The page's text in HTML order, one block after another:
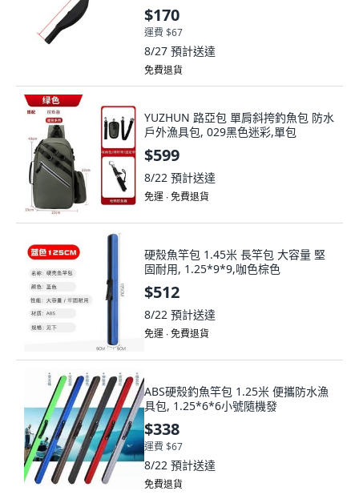
$170
運費 $67
8/27 預計送達
免費退貨
YUZHUN 路亞包 單肩斜挎釣魚包 防水
戶外漁具包, 029黑色迷彩,單包
$599
8/22 預計送達
免運 ∙ 免費退貨
硬殼魚竿包 1.45米 長竿包 大容量 堅
固耐用, 1.25*9*9,咖色棕色
$512
8/22 預計送達
免運 ∙ 免費退貨
ABS硬殼釣魚竿包 1.25米 便攜防水漁
具包, 1.25*6*6小號隨機發
$338
運費 $67
8/22 預計送達
免費退貨